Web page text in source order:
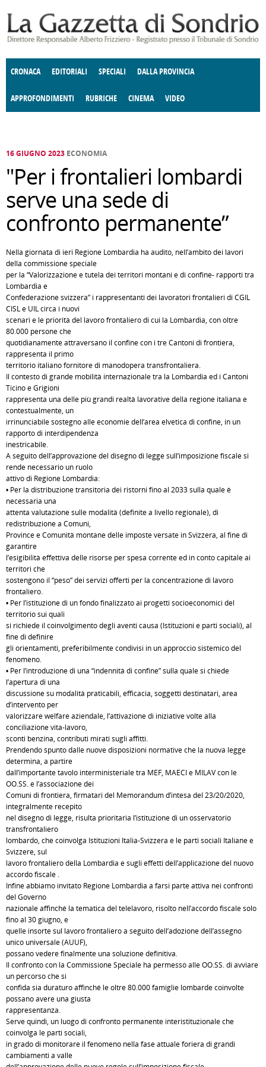
CRONACA EDITORIALI SPECIALI DALLA PROVINCIA
APPROFONDIMENTI
E SPETTACOLI POLITICA
RUBRICHE
DELLE IDEE FATTI DELLO SPIRITO
CINEMA VIDEO
16 GIUGNO 2023 ECONOMIA
"Per i frontalieri lombardi
serve una sede di
confronto permanente”
Nella giornata di ieri Regione Lombardia ha audito, nell’ambito dei lavori
della commissione speciale
per la “Valorizzazione e tutela dei territori montani e di confine- rapporti tra
Lombardia e
Confederazione svizzera” i rappresentanti dei lavoratori frontalieri di CGIL
CISL e UIL circa i nuovi
scenari e le priorità del lavoro frontaliero di cui la Lombardia, con oltre
80.000 persone che
quotidianamente attraversano il confine con i tre Cantoni di frontiera,
rappresenta il primo
territorio italiano fornitore di manodopera transfrontaliera.
Il contesto di grande mobilità internazionale tra la Lombardia ed i Cantoni
Ticino e Grigioni
rappresenta una delle più grandi realtà lavorative della regione italiana e
contestualmente, un
irrinunciabile sostegno alle economie dell’area elvetica di confine, in un
rapporto di interdipendenza
inestricabile.
A seguito dell’approvazione del disegno di legge sull’imposizione fiscale si
rende necessario un ruolo
attivo di Regione Lombardia:
• Per la distribuzione transitoria dei ristorni fino al 2033 sulla quale è
necessaria una
attenta valutazione sulle modalità (definite a livello regionale), di
redistribuzione a Comuni,
Province e Comunità montane delle imposte versate in Svizzera, al fine di
garantire
l’esigibilità effettiva delle risorse per spesa corrente ed in conto capitale ai
territori che
sostengono il “peso” dei servizi offerti per la concentrazione di lavoro
frontaliero.
• Per l’istituzione di un fondo finalizzato ai progetti socioeconomici del
territorio sui quali
si richiede il coinvolgimento degli aventi causa (Istituzioni e parti sociali), al
fine di definire
gli orientamenti, preferibilmente condivisi in un approccio sistemico del
fenomeno.
• Per l’introduzione di una “indennità di confine” sulla quale si chiede
l’apertura di una
discussione su modalità praticabili, efficacia, soggetti destinatari, area
d’intervento per
valorizzare welfare aziendale, l’attivazione di iniziative volte alla
conciliazione vita-lavoro,
sconti benzina, contributi mirati sugli affitti.
Prendendo spunto dalle nuove disposizioni normative che la nuova legge
determina, a partire
dall’importante tavolo interministeriale tra MEF, MAECI e MILAV con le
OO.SS. e l’associazione dei
Comuni di frontiera, firmatari del Memorandum d’intesa del 23/20/2020,
integralmente recepito
nel disegno di legge, risulta prioritaria l’istituzione di un osservatorio
transfrontaliero
lombardo, che coinvolga Istituzioni Italia-Svizzera e le parti sociali Italiane e
Svizzere, sul
lavoro frontaliero della Lombardia e sugli effetti dell’applicazione del nuovo
accordo fiscale .
Infine abbiamo invitato Regione Lombardia a farsi parte attiva nei confronti
del Governo
nazionale affinché la tematica del telelavoro, risolto nell’accordo fiscale solo
fino al 30 giugno, e
quelle insorte sul lavoro frontaliero a seguito dell’adozione dell’assegno
unico universale (AUUF),
possano vedere finalmente una soluzione definitiva.
Il confronto con la Commissione Speciale ha permesso alle OO.SS. di avviare
un percorso che si
confida sia duraturo affinché le oltre 80.000 famiglie lombarde coinvolte
possano avere una giusta
rappresentanza.
Serve quindi, un luogo di confronto permanente interistituzionale che
coinvolga le parti sociali,
in grado di monitorare il fenomeno nella fase attuale foriera di grandi
cambiamenti a valle